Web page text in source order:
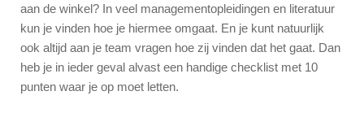
aan de winkel? In veel managementopleidingen en literatuur
kun je vinden hoe je hiermee omgaat. En je kunt natuurlijk
ook altijd aan je team vragen hoe zij vinden dat het gaat. Dan
heb je in ieder geval alvast een handige checklist met 10
punten waar je op moet letten.